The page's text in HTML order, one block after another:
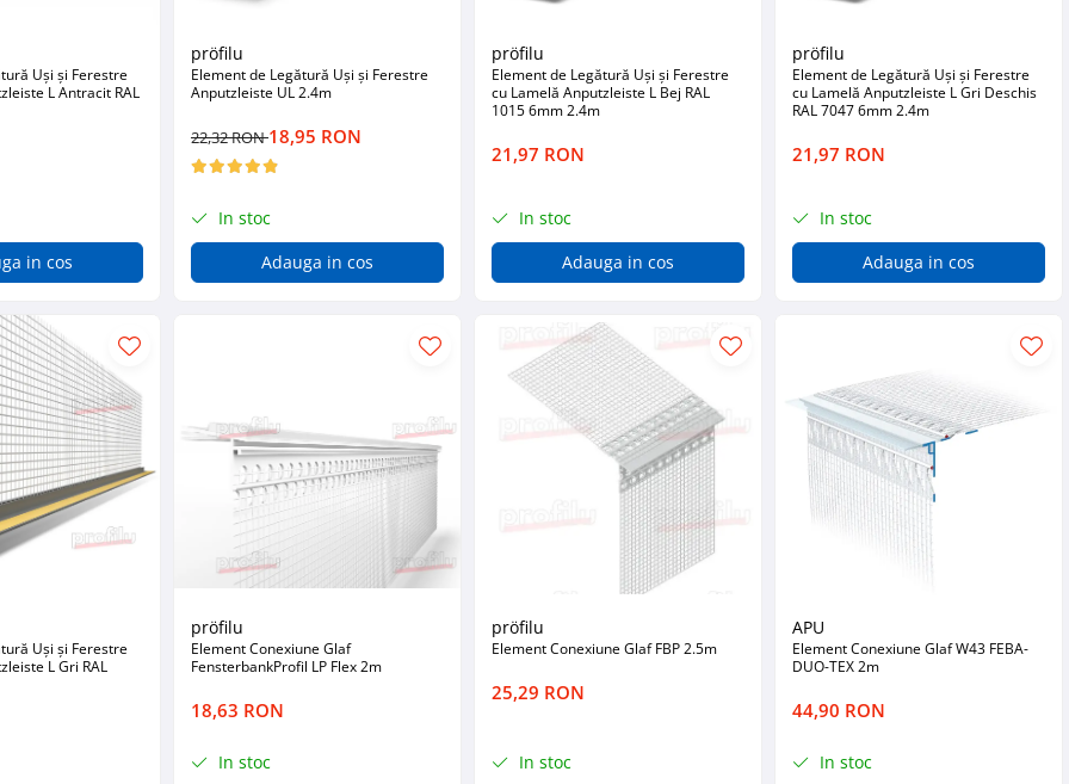
Uși și Ferestre
L Antracit RAL
in cos
pröfilu
Element de Legătură Uși și Ferestre
Anputzleiste UL 2.4m
22,32 RON18,95 RON
In stoc
Adauga in cos
pröfilu
Element de Legătură Uși și Ferestre
cu Lamelă Anputzleiste L Bej RAL
1015 6mm 2.4m
21,97 RON
In stoc
Adauga in cos
pröfilu
Element de Legătură Uși și Ferestre
cu Lamelă Anputzleiste L Gri Deschis
RAL 7047 6mm 2.4m
21,97 RON
In stoc
Adauga in cos
Uși și Ferestre
L Gri RAL
pröfilu
Element Conexiune Glaf
FensterbankProfil LP Flex 2m
18,63 RON
In stoc
pröfilu
Element Conexiune Glaf FBP 2.5m
25,29 RON
In stoc
APU
Element Conexiune Glaf W43 FEBA-
DUO-TEX 2m
44,90 RON
In stoc